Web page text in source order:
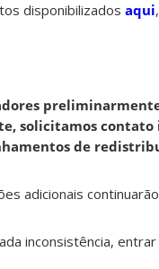
disponibilizados aqui
solicitamos
de
adicionais
inconsistência,